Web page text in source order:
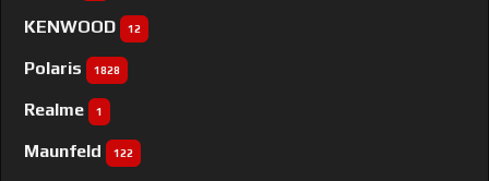
KENWOOD 12
Polaris 1828
Realme 1
Maunfeld 122